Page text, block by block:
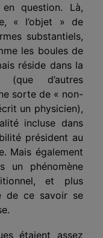
question. Là,
« l’objet » de
substantiels,
les boules de
réside dans la
d’autres
sorte de « non-
un physicien),
incluse dans
président au
Mais également
un phénomène
et plus
de ce savoir se
étaient assez